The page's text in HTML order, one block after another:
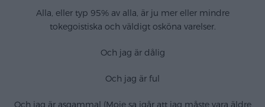
Alla, eller typ 95% av alla, är ju mer eller mindre
tokegoistiska och väldigt osköna varelser.
Och jag är dålig
Och jag är ful